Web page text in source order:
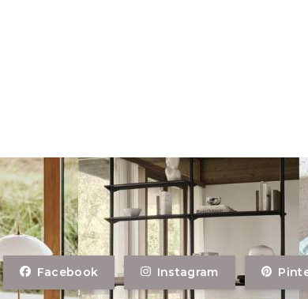
Facebook Instagram